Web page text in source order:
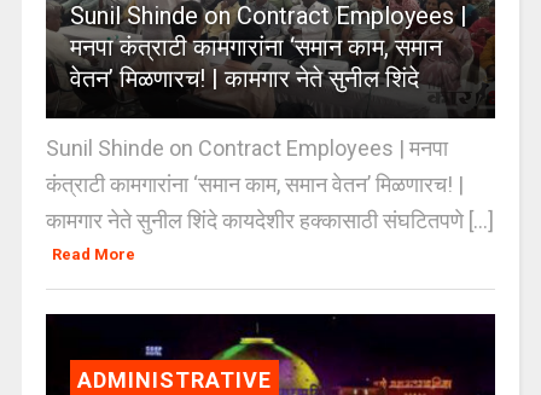
Sunil Shinde on Contract Employees |
मनपा कंत्राटी कामगारांना ‘समान काम, समान
वेतन’ मिळणारच! | कामगार नेते सुनील शिंदे
Sunil Shinde on Contract Employees | मनपा
कंत्राटी कामगारांना ‘समान काम, समान वेतन’ मिळणारच! |
कामगार नेते सुनील शिंदे कायदेशीर हक्कासाठी संघटितपणे [...]
Read More
ADMINISTRATIVE